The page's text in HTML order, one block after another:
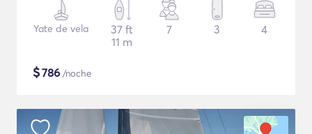
Yate de vela
37 ft
11 m
7 3 4
$786 /noche